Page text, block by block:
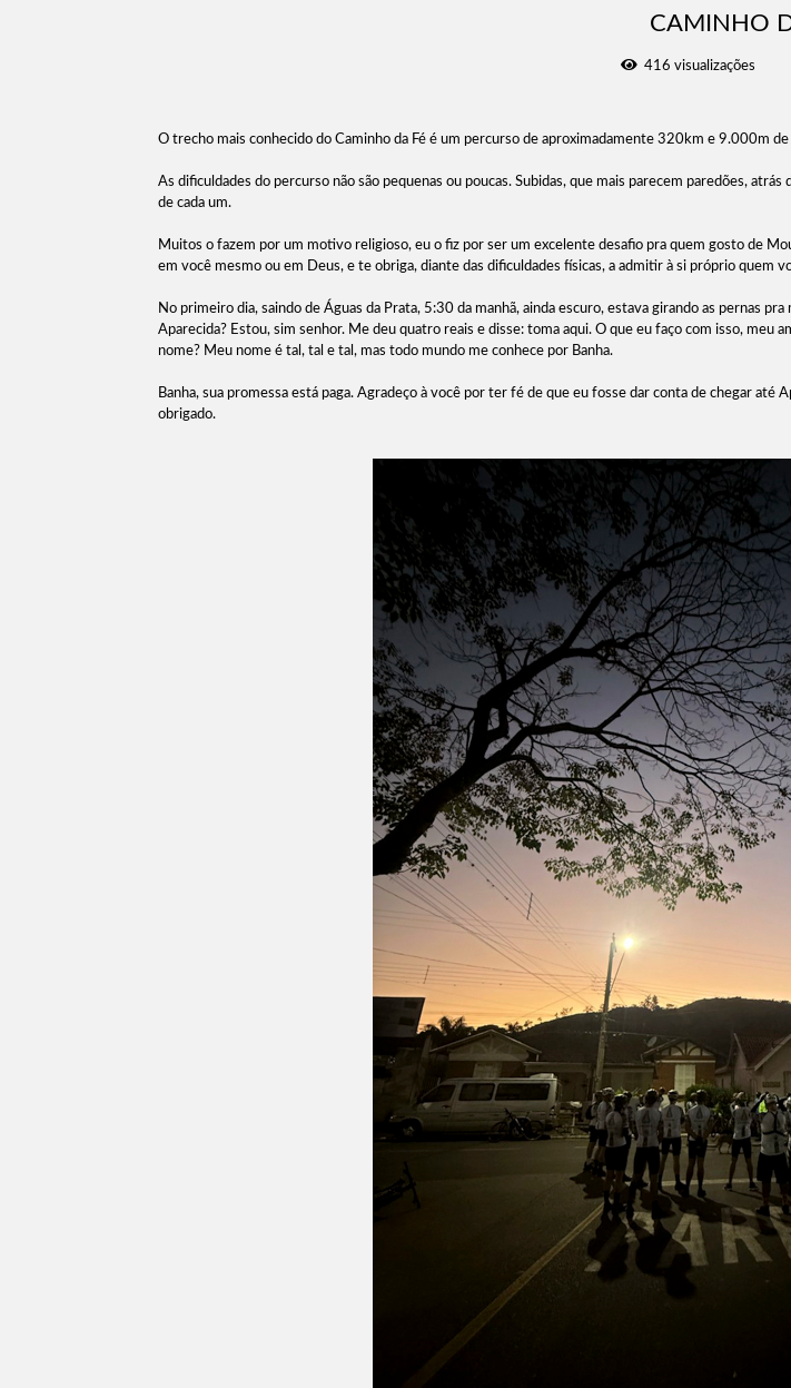
CAMINHO
416 visualizações
O trecho mais conhecido do Caminho da Fé é um percurso de aproximadamente 320km e 9.000m
As dificuldades do percurso não são pequenas ou poucas. Subidas, que mais parecem paredões,
de cada um.
Muitos o fazem por um motivo religioso, eu o fiz por ser um excelente desafio pra quem gosto de
em você mesmo ou em Deus, e te obriga, diante das dificuldades físicas, a admitir à si próprio quem
No primeiro dia, saindo de Águas da Prata, 5:30 da manhã, ainda escuro, estava girando as pernas
Aparecida? Estou, sim senhor. Me deu quatro reais e disse: toma aqui. O que eu faço com isso, meu
nome? Meu nome é tal, tal e tal, mas todo mundo me conhece por Banha.
Banha, sua promessa está paga. Agradeço à você por ter fé de que eu fosse dar conta de chegar
obrigado.